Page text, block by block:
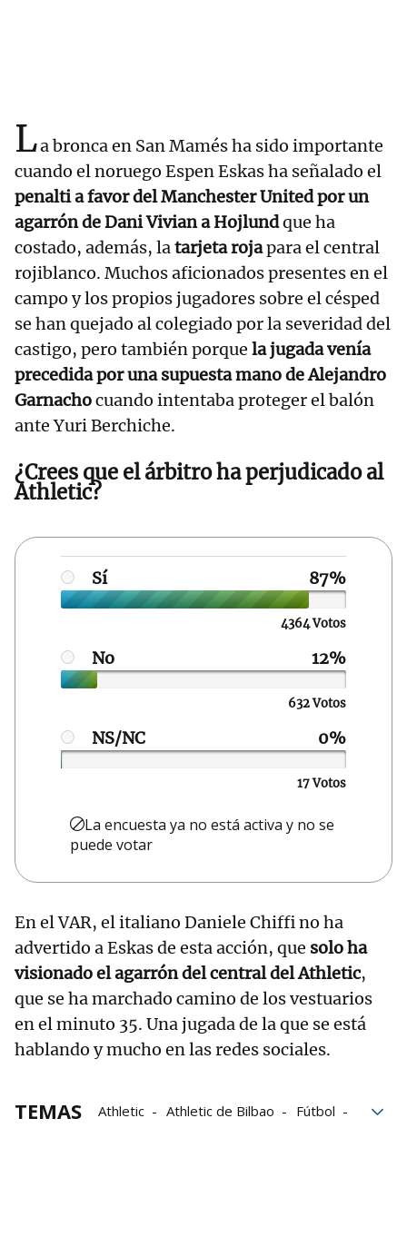
La bronca en San Mamés ha sido importante
cuando el noruego Espen Eskas ha señalado el
penalti a favor del Manchester United por un
agarrón de Dani Vivian a Hojlundque ha
costado, además, latarjeta rojapara el central
rojiblanco. Muchos aficionados presentes en el
campo y los propios jugadores sobre el césped
se han quejado al colegiado por la severidad del
castigo, pero también porque la jugada venía
precedida por una supuesta mano de Alejandro
Garnachocuando intentaba proteger el balón
ante Yuri Berchiche.
¿Crees que el árbitro ha perjudicado al
Athletic?
Sí
4364 Votos
No
632 Votos
NS/NC
17 Votos
La encuesta ya no está activa y no se
puede votar
En el VAR, el italiano Daniele Chiffi no ha
advertido a Eskas de esta acción, que solo ha
visionado el agarrón del central del Athletic,
que se ha marchado camino de los vestuarios
en el minuto 35. Una jugada de la que se está
hablando y mucho en las redes sociales.
TEMAS Athletic Athletic de Bilbao
Fútbol